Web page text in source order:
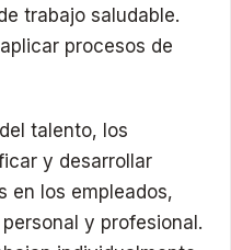
trabajo saludable.
procesos de
talento, los
y desarrollar
en los empleados,
y profesional.